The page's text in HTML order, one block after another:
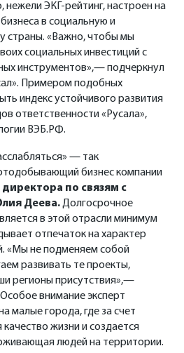
нежели ЭКГ-рейтинг, настроен на
в социальную и
страны. «Важно, чтобы мы
социальных инвестиций с
инструментов»,— подчеркнул
Примером подобных
индекс устойчивого развития
ответственности «Русала»,
ВЭБ.РФ.
— так
бизнес компании
директора по связям с
Деева.Долгосрочное
в этой отрасли минимум
отпечаток на характер
«Мы не подменяем собой
развивать те проекты,
регионы присутствия»,—
внимание эксперт
малые города, где за счет
жизни и создается
людей на территории.